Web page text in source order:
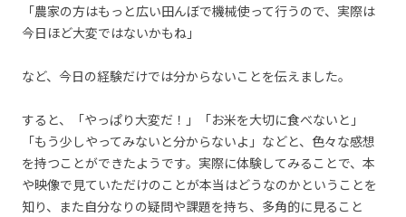
「農家の方はもっと広い田んぼで機械使って行うので、実際は
今日ほど大変ではないかもね」
など、今日の経験だけでは分からないことを伝えました。
すると、「やっぱり大変だ！」「お米を大切に食べないと」
「もう少しやってみないと分からないよ」などと、色々な感想
を持つことができたようです。実際に体験してみることで、本
や映像で見ていただけのことが本当はどうなのかということを
知り、また自分なりの疑問や課題を持ち、多角的に見ること